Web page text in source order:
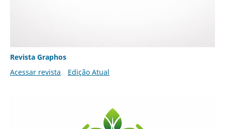
Revista Graphos
Acessar revista
Edição Atual